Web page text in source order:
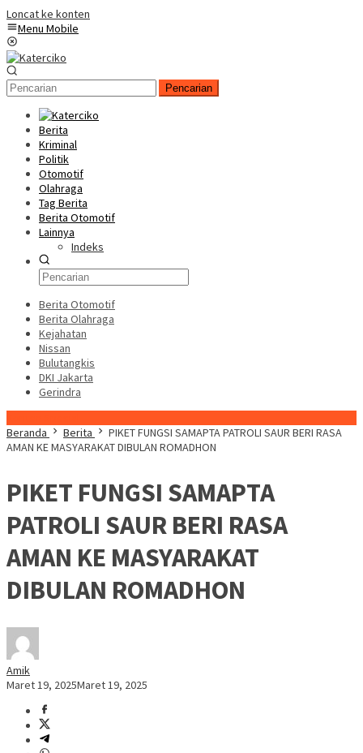
Loncat ke konten
Menu Mobile
Pencarian
Berita
Kriminal
Politik
Otomotif
Olahraga
Tag Berita
Berita Otomotif
Lainnya
Indeks
Berita Otomotif
Berita Olahraga
Kejahatan
Nissan
Bulutangkis
DKI Jakarta
Gerindra
Beranda
Berita
PIKET FUNGSI SAMAPTA PATROLI SAUR BERI RASA
AMAN KE MASYARAKAT DIBULAN ROMADHON
PIKET FUNGSI SAMAPTA
PATROLI SAUR BERI RASA
AMAN KE MASYARAKAT
DIBULAN ROMADHON
Amik
Maret 19, 2025Maret 19, 2025